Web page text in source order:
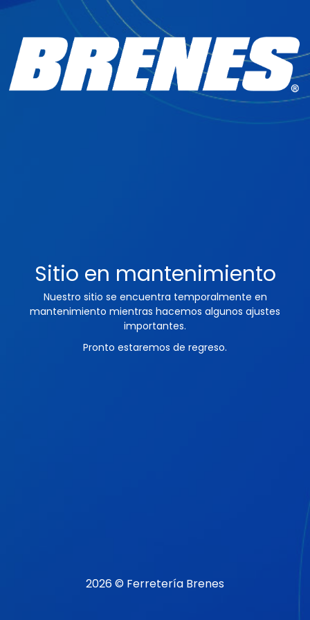
Sitio en mantenimiento
Nuestro sitio se encuentra temporalmente en
mantenimiento mientras hacemos algunos ajustes
importantes.
Pronto estaremos de regreso.
2026 © Ferretería Brenes